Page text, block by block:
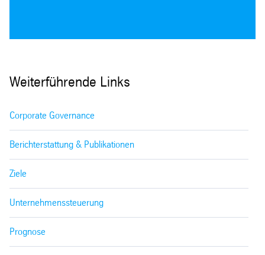
Weiterführende Links
Corporate Governance
Berichterstattung & Publikationen
Ziele
Unternehmenssteuerung
Prognose